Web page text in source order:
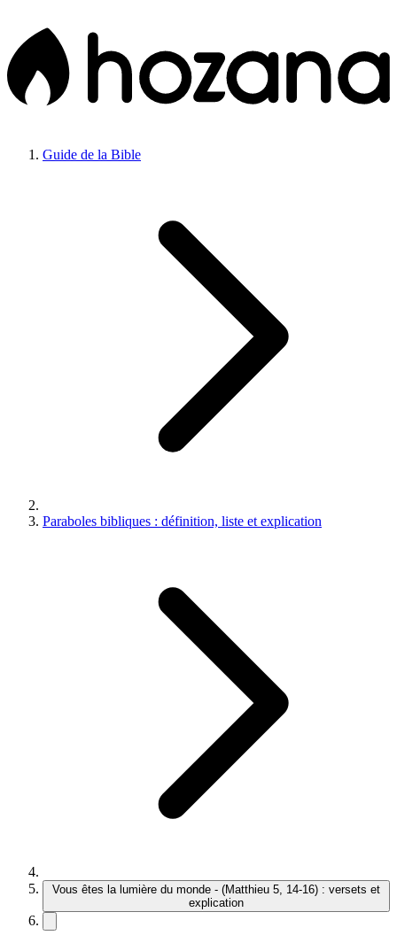
Guide de la Bible
Paraboles bibliques : définition, liste et explication
Vous êtes la lumière du monde - (Matthieu 5, 14-16) : versets et
explication